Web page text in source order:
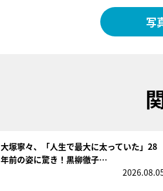
写
大塚寧々、「人生で最大に太っていた」28
年前の姿に驚き！黒柳徹子…